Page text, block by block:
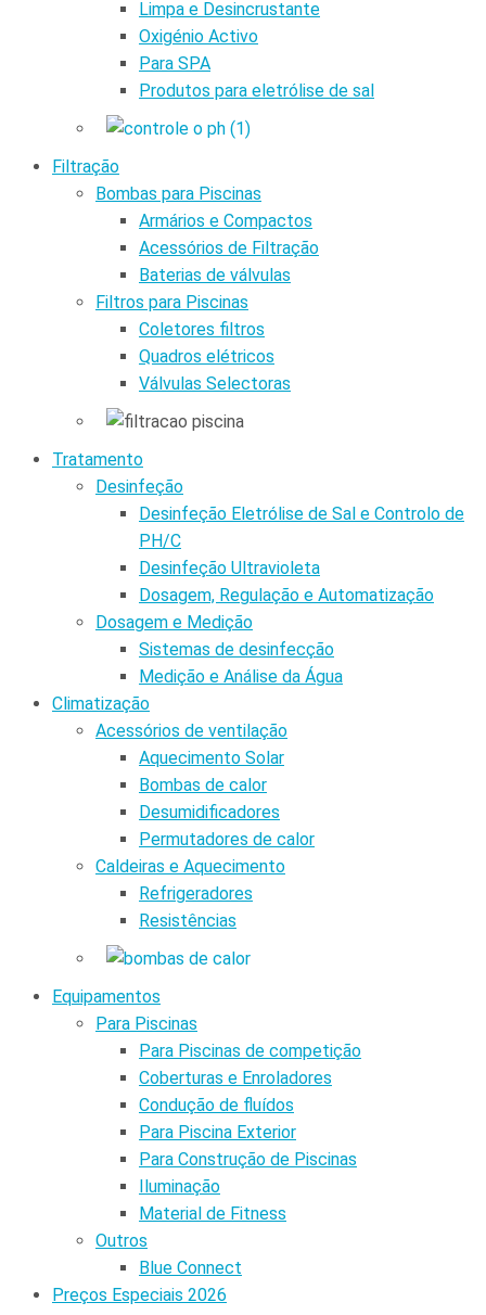
Limpa e Desincrustante
Oxigénio Activo
Para SPA
Produtos para eletrólise de sal
Filtração
Bombas para Piscinas
Armários e Compactos
Acessórios de Filtração
Baterias de válvulas
Filtros para Piscinas
Coletores filtros
Quadros elétricos
Válvulas Selectoras
Tratamento
Desinfeção
Desinfeção Eletrólise de Sal e Controlo de
PH/C
Desinfeção Ultravioleta
Dosagem, Regulação e Automatização
Dosagem e Medição
Sistemas de desinfecção
Medição e Análise da Água
Climatização
Acessórios de ventilação
Aquecimento Solar
Bombas de calor
Desumidificadores
Permutadores de calor
Caldeiras e Aquecimento
Refrigeradores
Resistências
Equipamentos
Para Piscinas
Para Piscinas de competição
Coberturas e Enroladores
Condução de fluídos
Para Piscina Exterior
Para Construção de Piscinas
Iluminação
Material de Fitness
Outros
Blue Connect
Preços Especiais 2026